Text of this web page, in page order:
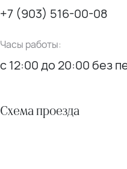
+7 (903) 516-00-08
Часы работы:
с 12:00 до 20:00 без
Схема проезда